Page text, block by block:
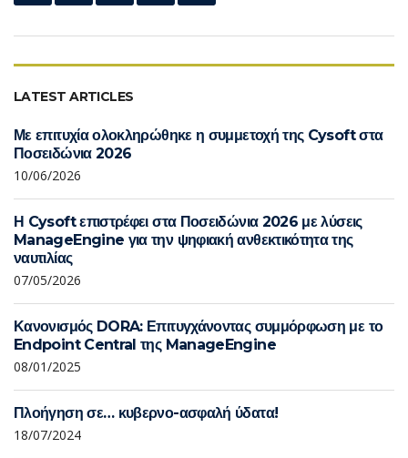
LATEST ARTICLES
Με επιτυχία ολοκληρώθηκε η συμμετοχή της Cysoft στα
Ποσειδώνια 2026
10/06/2026
Η Cysoft επιστρέφει στα Ποσειδώνια 2026 με λύσεις
ManageEngine για την ψηφιακή ανθεκτικότητα της
ναυτιλίας
07/05/2026
Κανονισμός DORA: Επιτυγχάνοντας συμμόρφωση με το
Endpoint Central της ManageEngine
08/01/2025
Πλοήγηση σε… κυβερνο-ασφαλή ύδατα!
18/07/2024